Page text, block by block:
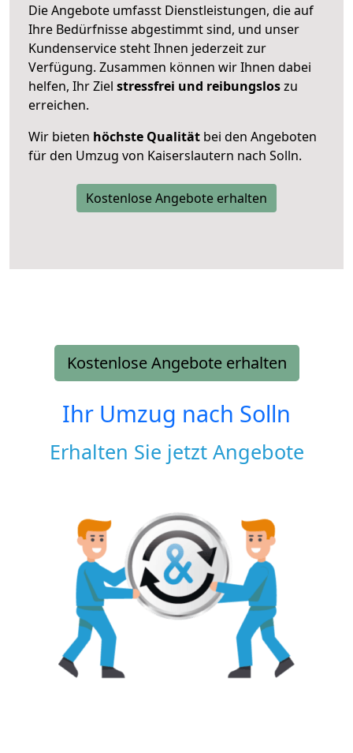
Die Angebote umfasst Dienstleistungen, die auf
Ihre Bedürfnisse abgestimmt sind, und unser
Kundenservice steht Ihnen jederzeit zur
Verfügung. Zusammen können wir Ihnen dabei
helfen, Ihr Ziel stressfrei und reibungsloszu
erreichen.
Wir bieten höchste Qualität bei den Angeboten
für den Umzug von Kaiserslautern nach Solln.
Kostenlose Angebote erhalten
Kostenlose Angebote erhalten
Ihr Umzug nach Solln
Erhalten Sie jetzt Angebote